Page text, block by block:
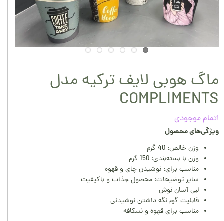
ماگ هوبی لایف ترکیه مدل
COMPLIMENTS
اتمام موجودی
ویژگی‌های محصول
وزن خالص: 40 گرم
وزن با بسته‌بندی: 150 گرم
مناسب برای: نوشیدن چای و قهوه
سایر توضیحات: محصول جذاب و باکیفیت
لبی آسان نوش
قابلیت گرم نگه داشتن نوشیدنی
مناسب برای قهوه و نسکافه